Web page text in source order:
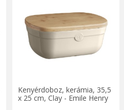
Kenyérdoboz, kerámia, 35,5
x 25 cm, Clay - Emile Henry